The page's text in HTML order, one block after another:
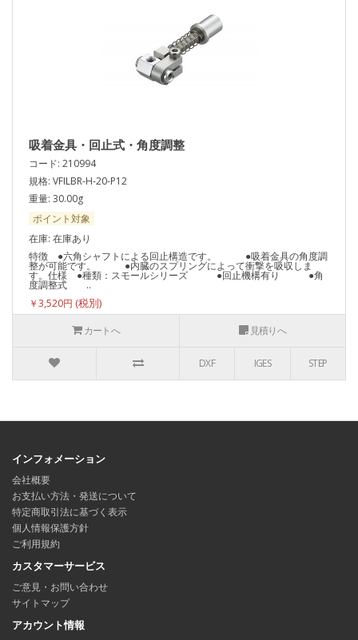
吸着金具・回止式・角度調整
コード: 210994
規格: VFILBR-H-20-P12
重量: 30.00g
ポイント対象
在庫: 在庫あり
特徴 ●六角シャフトによる回止構造です。 ●吸着金具の角度調
整が可能です。 ●内臓のスプリングによって衝撃を吸収しま
す。仕様 ●種類：スモールシリーズ ●回止機構有り ●角
度調整式 ..
￥3,520円
カートへ
見積りへ
DXF IGES STEP
インフォメーション
会社概要
お支払い方法・発送について
特定商取引法に基づく表示
個人情報保護方針
ご利用規約
カスタマーサービス
ご意見・お問い合わせ
サイトマップ
アカウント情報